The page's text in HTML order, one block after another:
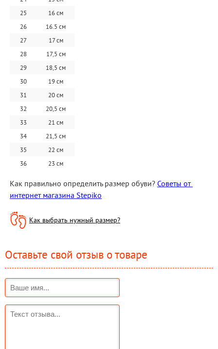
25
16 см
26
16.5 см
27
17 см
28
17,5 см
29
18,5 см
30
19 см
31
20 см
32
20,5 см
33
21 см
34
21,5 см
35
22 см
36
23 см
Как правильно определить размер обуви? Советы от
интернет магазина Stepiko
Как выбрать нужный размер?
Оставьте свой отзыв о товаре